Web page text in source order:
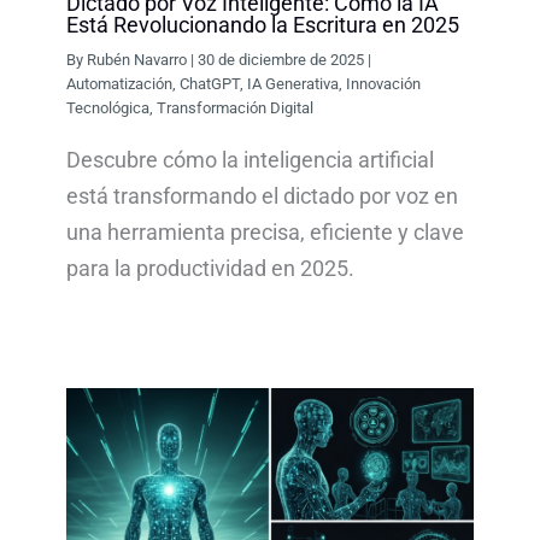
Está Revolucionando la Escritura en 2025
By Rubén Navarro |30 de diciembre de 2025 |
Automatización ,ChatGPT, IA Generativa Innovación
Tecnológica ,Transformación Digital
Descubre cómo la inteligencia artificial
está transformando el dictado por voz en
una herramienta precisa, eficiente y clave
para la productividad en 2025.